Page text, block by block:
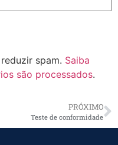
spam. Saiba
são processados.
PRÓXIMO
Teste de conformidade